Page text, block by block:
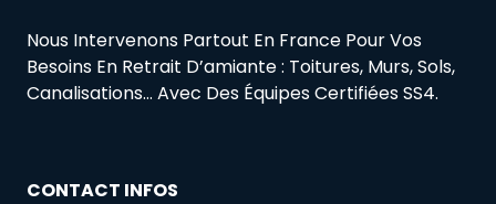
Nous Intervenons Partout En France Pour Vos
Besoins En Retrait D’amiante : Toitures, Murs, Sols,
Canalisations… Avec Des Équipes Certifiées SS4.
CONTACT INFOS